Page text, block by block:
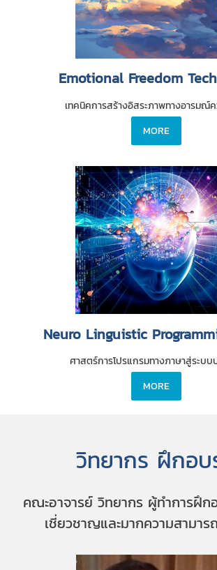
Emotional Freedom
เทคนิคการสร้างอิสระภาพทางอารมณ์
MORE
Neuro Linguistic
ศาสตร์การโปรแกรมทางภาษาสู่ระบบ
MORE
วิทยากร ฝึกอบ
คณะอาจารย์ วิทยากร ผู้ทำการฝึก
เชี่ยวชาญและมากความสามา